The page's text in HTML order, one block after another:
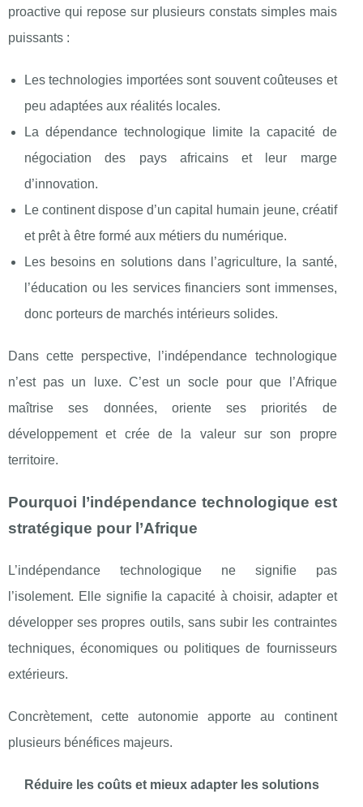
proactive qui repose sur plusieurs constats simples mais
puissants :
Les technologies importées sont souvent coûteuses et
peu adaptées aux réalités locales.
La dépendance technologique limite la capacité de
négociation des pays africains et leur marge
d’innovation.
Le continent dispose d’un capital humain jeune, créatif
et prêt à être formé aux métiers du numérique.
Les besoins en solutions dans l’agriculture, la santé,
l’éducation ou les services financiers sont immenses,
donc porteurs de marchés intérieurs solides.
Dans cette perspective, l’indépendance technologique
n’est pas un luxe. C’est un socle pour que l’Afrique
maîtrise ses données, oriente ses priorités de
développement et crée de la valeur sur son propre
territoire.
Pourquoi l’indépendance technologique est
stratégique pour l’Afrique
L’indépendance technologique ne signifie pas
l’isolement. Elle signifie la capacité à choisir, adapter et
développer ses propres outils, sans subir les contraintes
techniques, économiques ou politiques de fournisseurs
extérieurs.
Concrètement, cette autonomie apporte au continent
plusieurs bénéfices majeurs.
Réduire les coûts et mieux adapter les solutions